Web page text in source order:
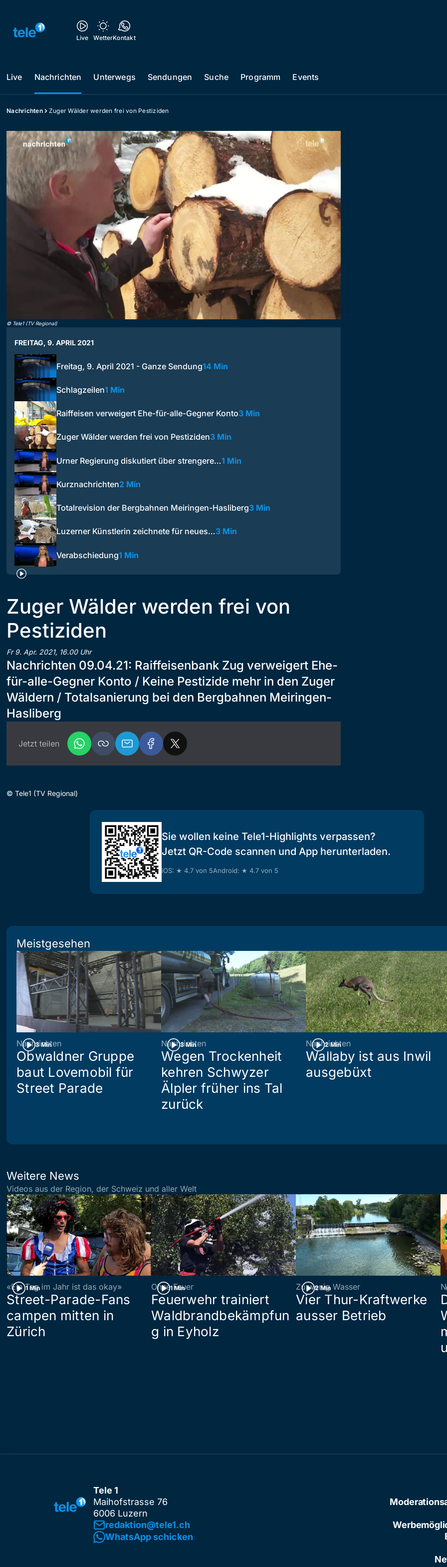
Live WetterKontakt
Live Nachrichten Unterwegs Sendungen Suche Programm Events
Nachrichten Zuger Wälder werden frei von Pestiziden
© Tele1 (TV Regional)
FREITAG, 9. APRIL 2021
Freitag, 9. April 2021 - Ganze Sendung14 Min
Schlagzeilen1 Min
Raiffeisen verweigert Ehe-für-alle-Gegner Konto3 Min
Zuger Wälder werden frei von Pestiziden3 Min
Urner Regierung diskutiert über strengere…1 Min
Kurznachrichten2 Min
Totalrevision der Bergbahnen Meiringen-Hasliberg3 Min
Luzerner Künstlerin zeichnete für neues…3 Min
Verabschiedung1 Min
Zuger Wälder werden frei von
Pestiziden
Fr 9. Apr. 2021, 16.00 Uhr
Nachrichten 09.04.21: Raiffeisenbank Zug verweigert Ehe-
für-alle-Gegner Konto / Keine Pestizide mehr in den Zuger
Wäldern / Totalsanierung bei den Bergbahnen Meiringen-
Hasliberg
Jetzt teilen
© Tele1 (TV Regional)
Sie wollen keine Tele1-Highlights verpassen?
Jetzt QR-Code scannen und App herunterladen.
iOS: ★ 4.7 von 5Android: ★ 4.7 von 5
Meistgesehen
3 Min
Nachrichten
Obwaldner Gruppe
baut Lovemobil für
Street Parade
3 Min
Nachrichten
Wegen Trockenheit
kehren Schwyzer
Älpler früher ins Tal
zurück
2 Min
Nachrichten
Wallaby ist aus Inwil
ausgebüxt
Weitere News
Videos aus der Region, der Schweiz und aller Welt
1 Min
«Ein Tag im Jahr ist das okay»
Street-Parade-Fans
campen mitten in
Zürich
1 Min
Ohne Feuer
Feuerwehr trainiert
Waldbrandbekämpfun
g in Eyholz
2 Min
Zu wenig Wasser
Vier Thur-Kraftwerke
ausser Betrieb
Tele 1
Maihofstrasse 76
6006 Luzern
redaktion@tele1.ch
WhatsApp schicken